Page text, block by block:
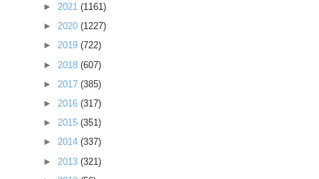
► 2021 (1161)
► 2020 (1227)
► 2019 (722)
► 2018 (607)
► 2017 (385)
► 2016 (317)
► 2015 (351)
► 2014 (337)
► 2013 (321)